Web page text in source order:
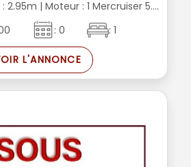
: 2.95m | Moteur : 1 Mercruiser 5....
: 0 : 1
L'ANNONCE